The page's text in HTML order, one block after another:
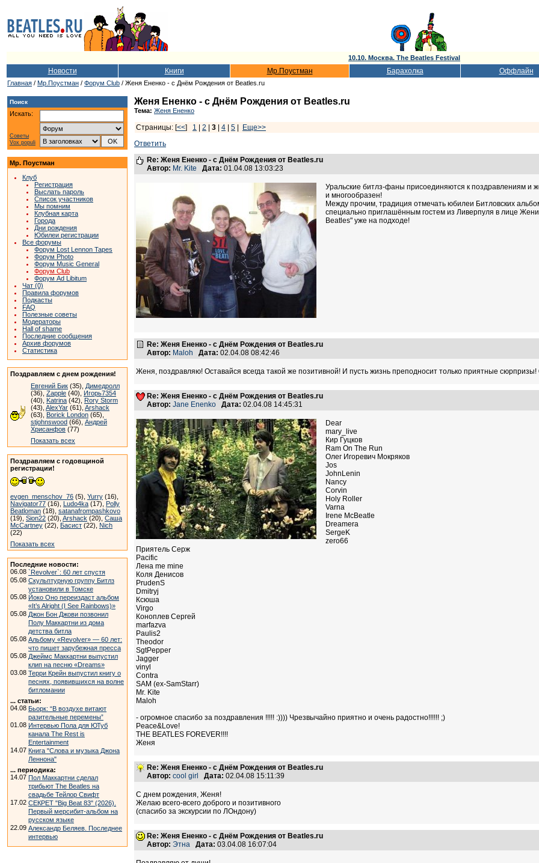
10.10. Москва. The Beatles Festival
Новости Книги Мр.Поустман Барахолка Оффлайн
Главная / Мр.Поустман / Форум Club / Женя Ененко - с Днём Рождения от Beatles.ru
Поиск
Искать:
Советы
Vox populi
Мр. Поустман
Клуб
Регистрация
Выслать пароль
Список участников
Мы помним
Клубная карта
Города
Дни рождения
Юбилеи регистрации
Все форумы
Форум Lost Lennon Tapes
Форум Photo
Форум Music General
Форум Club
Форум Ad Libitum
Чат (0)
Правила форумов
Подкасты
FAQ
Полезные советы
Модераторы
Hall of shame
Последние сообщения
Архив форумов
Статистика
Поздравляем с днем рождения!
Евгений Бик (35), Димедролл
(36), Zapple (40), Игорь7354
(40), Katrina (42), Rory Storm
(43), AlexYar (61), Arshack
(63), Borick London (65),
stjohnswood (66), Андрей
Хрисанфов (77)
Показать всех
Поздравляем с годовщиной
регистрации!
evgen_menschov_76 (5), Yurry (16),
Navigator77 (16), Ludo4ka (17), Polly
Beatloman (18), satanafrompashkovo
(19), Sion22 (20), Arshack (20), Саша
McCartney (22), Басист (22), Nich
(22)
Показать всех
Последние новости:
06.08 `Revolver`: 60 лет спустя
05.08 Скульптурную группу Битлз
установили в Томске
05.08 Йоко Оно переиздаст альбом
«It’s Alright (I See Rainbows)»
05.08 Джон Бон Джови позвонил
Полу Маккартни из дома
детства битла
05.08 Альбому «Revolver» — 60 лет:
что пишет зарубежная пресса
05.08 Джеймс Маккартни выпустил
клип на песню «Dreams»
03.08 Терри Крейн выпустил книгу о
песнях, появившихся на волне
битломании
... статьи:
04.08 Бьорк: “В воздухе витают
разительные перемены”
01.08 Интервью Пола для ЮТуб
канала The Rest is
Entertainment
14.07 Книга "Слова и музыка Джона
Леннона"
... периодика:
14.07 Пол Маккартни сделал
трибьют The Beatles на
свадьбе Тейлор Свифт
17.02 СЕКРЕТ "Big Beat 83" (2026).
Первый мерсибит-альбом на
русском языке
22.09 Александр Беляев. Последнее
интервью
Женя Ененко - с Днём Рождения от Beatles.ru
Тема: Женя Ененко
Страницы: [<<] 1 2 3 4 5
Еще>>
Ответить
Re: Женя Ененко - с Днём Рождения от Beatles.ru
Автор: Mr. Kite Дата: 01.04.08 13:03:23
Уральские битлз-фаны присоединяются к поздравлениям и
и многообразен!
Между прочим, традиция отмечать юбилеи Битловских
специально приглашённым гостем из Ливерпуля в лице
Beatles" уже на подходе!
Re: Женя Ененко - с Днём Рождения от Beatles.ru
Автор: Maloh Дата: 02.04.08 08:42:46
Женя, поздравляю! Оставайся всегда такой же позитивной! И пусть жизнь преподносит только приятные
Re: Женя Ененко - с Днём Рождения от Beatles.ru
Автор: Jane Enenko Дата: 02.04.08 14:45:31
Dear
mary_live
Кир Гуцков
Ram On The Run
Олег Игоревич Мокряков
Jos
JohnLenin
Nancy
Corvin
Holy Roller
Varna
Irene McBeatle
Dreamera
SergeK
zero66
Приятель Серж
Pacific
Лена me mine
Коля Денисов
PrudenS
Dmitryj
Ксюша
Virgo
Коноплев Сергей
marfazva
Paulis2
Theodor
SgtPepper
Jagger
vinyl
Contra
SAM (ex-SamStarr)
Mr. Kite
Maloh
- огромное спасибо за поздравления !!!!! :)))) Чрезвычайно приятно и очень радостно!!!!!! ;)
Peace&Love!
THE BEATLES FOREVER!!!!
Женя
Re: Женя Ененко - с Днём Рождения от Beatles.ru
Автор: cool girl Дата: 02.04.08 15:11:39
C днем рождения, Женя!
Желаю всего-всего доброго и позитивного
(спасибо за экскурсии по ЛОндону)
Re: Женя Ененко - с Днём Рождения от Beatles.ru
Автор: Этна Дата: 03.04.08 16:07:04